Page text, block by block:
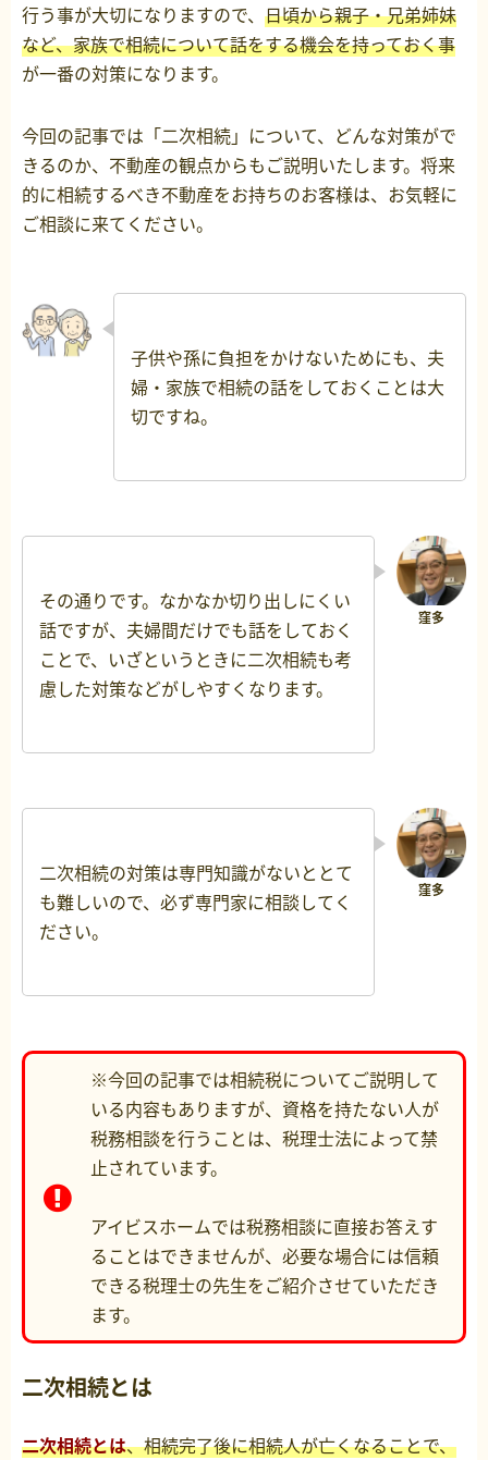
行う事が大切になりますので、 日頃から親子・兄弟姉妹
など、家族で相続について話をする機会を持っておく事
が一番の対策になります。
今回の記事では「二次相続」について、どんな対策がで
きるのか、不動産の観点からもご説明いたします。将来
的に相続するべき不動産をお持ちのお客様は、お気軽に
ご相談に来てください。
子供や孫に負担をかけないためにも、夫
婦・家族で相続の話をしておくことは大
切ですね。
その通りです。なかなか切り出しにくい
話ですが、夫婦間だけでも話をしておく
ことで、いざというときに二次相続も考
慮した対策などがしやすくなります。
二次相続の対策は専門知識がないととて
も難しいので、必ず専門家に相談してく
ださい。
※今回の記事では相続税についてご説明して
いる内容もありますが、資格を持たない人が
税務相談を行うことは、税理士法によって禁
止されています。
アイビスホームでは税務相談に直接お答えす
ることはできませんが、必要な場合には信頼
できる税理士の先生をご紹介させていただき
ます。
二次相続とは
二次相続とは、相続完了後に相続人が亡くなることで、